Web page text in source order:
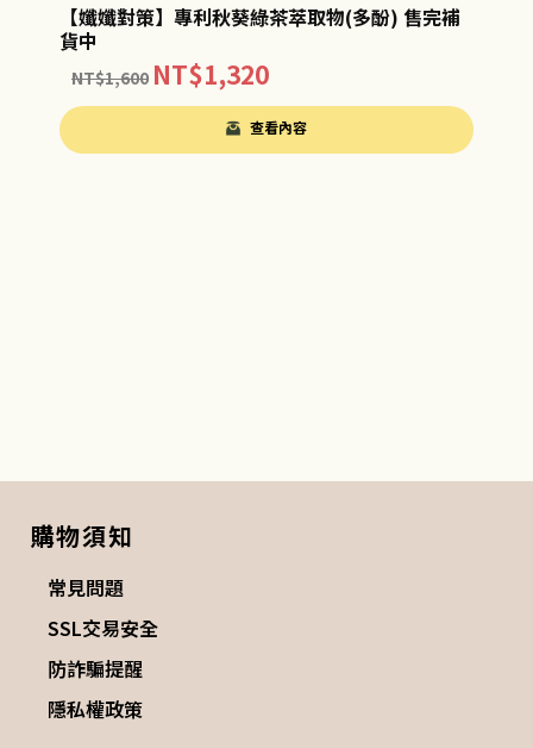
【孅孅對策】專利秋葵綠茶萃取物(多酚) 售完補
貨中
NT$1,600 NT$1,320
查看內容
購物須知
常見問題
SSL交易安全
防詐騙提醒
隱私權政策